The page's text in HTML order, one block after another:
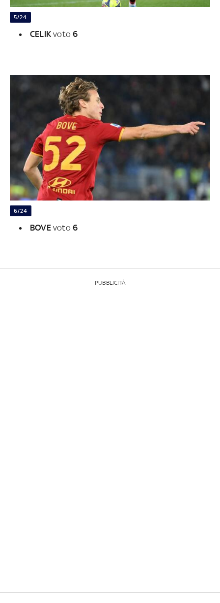
5/24
CELIK voto6
6/24
BOVE voto 6
PUBBLICITÀ